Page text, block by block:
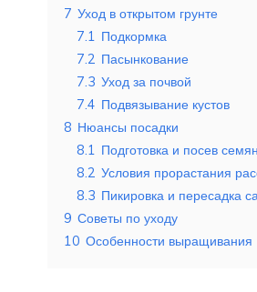
7 Уход в открытом грунте
7.1 Подкормка
7.2 Пасынкование
7.3 Уход за почвой
7.4 Подвязывание кустов
8 Нюансы посадки
8.1 Подготовка и посев семян
8.2 Условия прорастания
8.3 Пикировка и пересадка
9 Советы по уходу
10 Особенности выращивания